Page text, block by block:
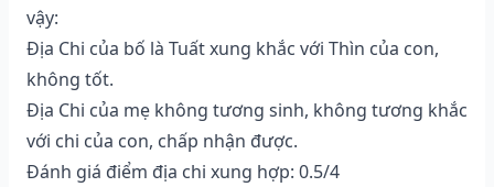
vậy:
Địa Chi của bố là Tuất xung khắc với Thìn của con,
không tốt.
Địa Chi của mẹ không tương sinh, không tương khắc
với chi của con, chấp nhận được.
Đánh giá điểm địa chi xung hợp: 0.5/4